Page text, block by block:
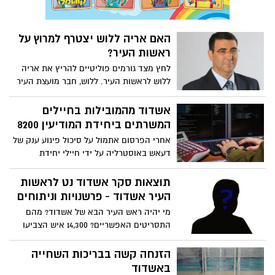
האם אריה ללוש יצטרף למרוץ על
ראשות העיר?
לחץ מצד גורמים פוליטיים להריץ את אריה
ללוש לראשות העיר. ללוש, חבר מועצת העיר
לשעבר ומכהן כמנכ"ל החברה העירונית
למתנ"סים בבת ים. הוא פרש מהחיים
הפוליטיים ביולי 2013. יתכן שממש בקרוב
נראה אותו שוב במירוץ לראשות העיר אך זאת
במידה ויזכה להבטחת תמיכה מאחת או יותר
מהמפלגות.
אשדוד מהמובילות בחיילים
המשרתים ביחידת המודיעין 8200
אחרי הפרסום אתמול על סיכול פיגוע ענק של
דעאש באוסטרליה על ידי חיילי יחידת
המודיעין 8200, מתברר כי גם לחיילים בני
העיר אשדוד יש חלק חשוב מאוד בסיכול.
אשדוד מובילה במספר החיילים שמשרתים
העיר
תוצאות סקר אשדוד נט לראשות
העיר אשדוד - פרשנויות וניתוחים
מי יהיה ראש העיר הבא של אשדוד? מהם
התסריטים האפשריים? 14,300 איש הצביעו
בסקר הראשון של אשדוד נט והם מהווים כ
12% מהמצביעים הצפויים להגיע לקלפי
הזנחה קשה בבריכות השחייה
באשדוד